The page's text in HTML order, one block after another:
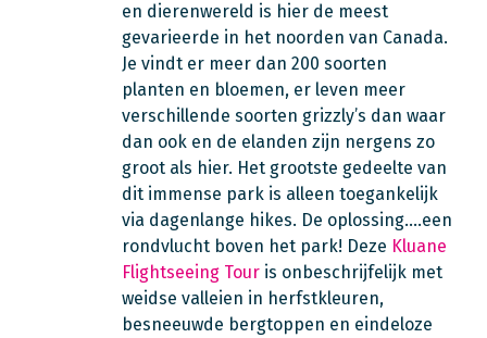
en dierenwereld is hier de meest
gevarieerde in het noorden van Canada.
Je vindt er meer dan 200 soorten
planten en bloemen, er leven meer
verschillende soorten grizzly’s dan waar
dan ook en de elanden zijn nergens zo
groot als hier. Het grootste gedeelte van
dit immense park is alleen toegankelijk
via dagenlange hikes. De oplossing….een
rondvlucht boven het park! Deze Kluane
Flightseeing Tour is onbeschrijfelijk met
weidse valleien in herfstkleuren,
besneeuwde bergtoppen en eindeloze